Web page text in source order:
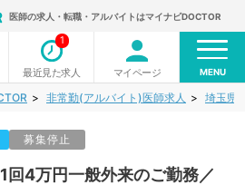
医師の求人・転職・アルバイトはマイナビDOCTOR
最近見た求人
1
マイページ MENU
非常勤(アルバイト)医師求人 埼玉県
募集停止
回4万円一般外来のご勤務／